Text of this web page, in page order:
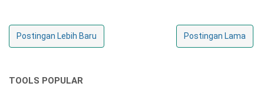
Postingan Lebih Baru Postingan Lama
TOOLS POPULAR